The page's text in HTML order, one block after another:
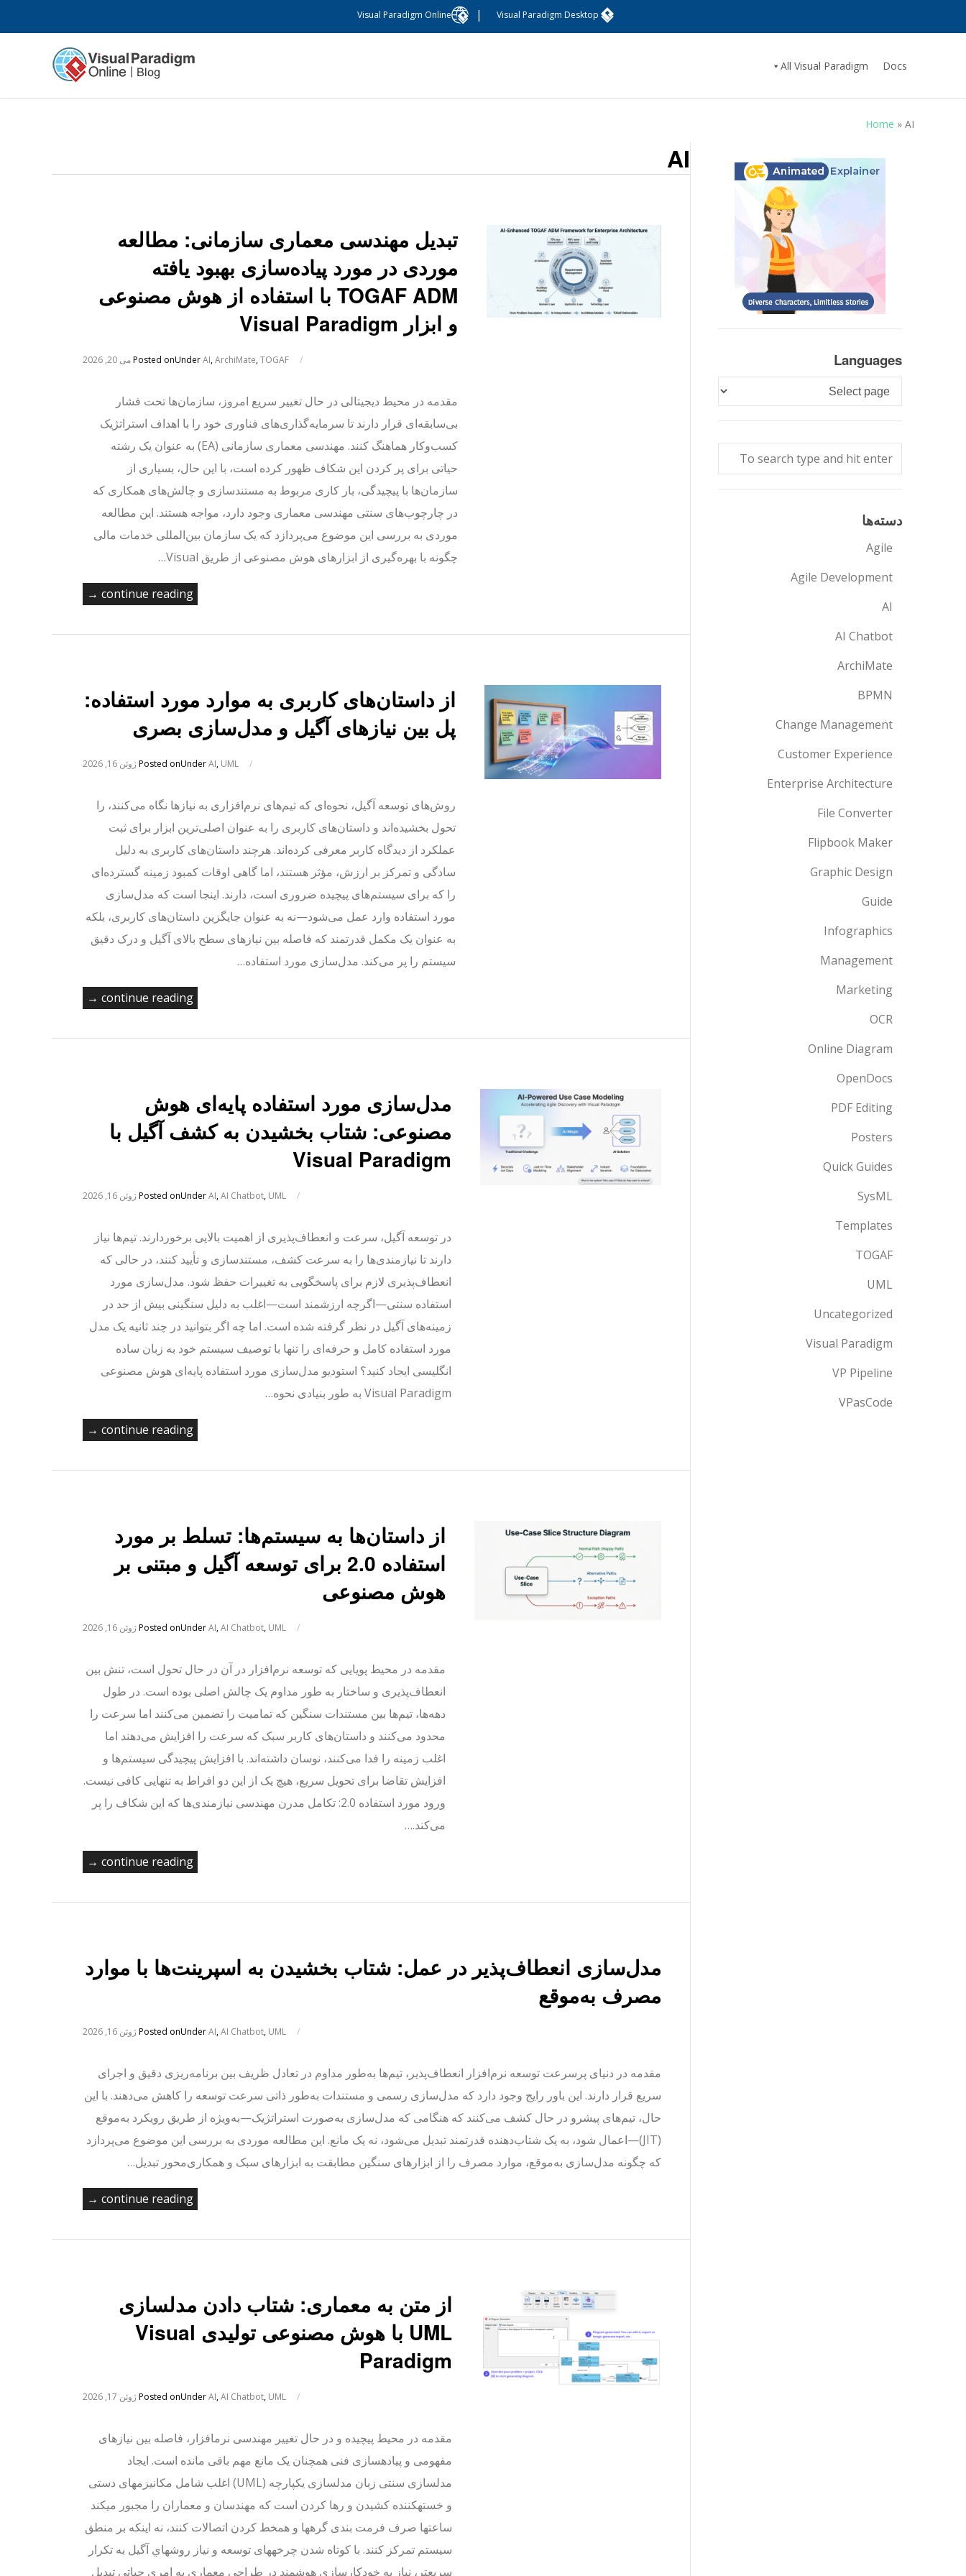
Visual Paradigm Desktop
|
Visual Paradigm Online
Docs
All Visual Paradigm
Home » AI
AI
تبدیل مهندسی معماری سازمانی: مطالعه
موردی در مورد پیاده‌سازی بهبود یافته
TOGAF ADM با استفاده از هوش مصنوعی
و ابزار Visual Paradigm
Posted onمی 20, 2026 /
UnderAI,ArchiMate,TOGAF
مقدمه در محیط دیجیتالی در حال تغییر سریع امروز، سازمان‌ها تحت فشار
بی‌سابقه‌ای قرار دارند تا سرمایه‌گذاری‌های فناوری خود را با اهداف استراتژیک
کسب‌وکار هماهنگ کنند. مهندسی معماری سازمانی (EA) به عنوان یک رشته
حیاتی برای پر کردن این شکاف ظهور کرده است، با این حال، بسیاری از
سازمان‌ها با پیچیدگی، بار کاری مربوط به مستندسازی و چالش‌های همکاری که
در چارچوب‌های سنتی مهندسی معماری وجود دارد، مواجه هستند. این مطالعه
موردی به بررسی این موضوع می‌پردازد که یک سازمان بین‌المللی خدمات مالی
چگونه با بهره‌گیری از ابزارهای هوش مصنوعی از طریق Visual…
continue reading →
از داستان‌های کاربری به موارد مورد استفاده:
پل بین نیازهای آگیل و مدل‌سازی بصری
Posted onژوئن 16, 2026 /
UnderAI, UML
روش‌های توسعه آگیل، نحوه‌ای که تیم‌های نرم‌افزاری به نیازها نگاه می‌کنند، را
تحول بخشیده‌اند و داستان‌های کاربری را به عنوان اصلی‌ترین ابزار برای ثبت
عملکرد از دیدگاه کاربر معرفی کرده‌اند. هرچند داستان‌های کاربری به دلیل
سادگی و تمرکز بر ارزش، مؤثر هستند، اما گاهی اوقات کمبود زمینه گسترده‌ای
را که برای سیستم‌های پیچیده ضروری است، دارند. اینجا است که مدل‌سازی
مورد استفاده وارد عمل می‌شود—نه به عنوان جایگزین داستان‌های کاربری، بلکه
به عنوان یک مکمل قدرتمند که فاصله بین نیازهای سطح بالای آگیل و درک دقیق
سیستم را پر می‌کند. مدل‌سازی مورد استفاده…
continue reading →
مدل‌سازی مورد استفاده پایه‌ای هوش
مصنوعی: شتاب بخشیدن به کشف آگیل با
Visual Paradigm
Posted onژوئن 16, 2026 /
UnderAI,AI Chatbot, UML
در توسعه آگیل، سرعت و انعطاف‌پذیری از اهمیت بالایی برخوردارند. تیم‌ها نیاز
دارند تا نیازمندی‌ها را به سرعت کشف، مستندسازی و تأیید کنند، در حالی که
انعطاف‌پذیری لازم برای پاسخگویی به تغییرات حفظ شود. مدل‌سازی مورد
استفاده سنتی—اگرچه ارزشمند است—اغلب به دلیل سنگینی بیش از حد در
زمینه‌های آگیل در نظر گرفته شده است. اما چه اگر بتوانید در چند ثانیه یک مدل
مورد استفاده کامل و حرفه‌ای را تنها با توصیف سیستم خود به زبان ساده
انگلیسی ایجاد کنید؟ استودیو مدل‌سازی مورد استفاده پایه‌ای هوش مصنوعی
Visual Paradigm به طور بنیادی نحوه…
continue reading →
از داستان‌ها به سیستم‌ها: تسلط بر مورد
استفاده 2.0 برای توسعه آگیل و مبتنی بر
هوش مصنوعی
Posted onژوئن 16, 2026 /
UnderAI,AI Chatbot, UML
مقدمه در محیط پویایی که توسعه نرم‌افزار در آن در حال تحول است، تنش بین
انعطاف‌پذیری و ساختار به طور مداوم یک چالش اصلی بوده است. در طول
دهه‌ها، تیم‌ها بین مستندات سنگین که تمامیت را تضمین می‌کنند اما سرعت را
محدود می‌کنند و داستان‌های کاربر سبک که سرعت را افزایش می‌دهند اما
اغلب زمینه را فدا می‌کنند، نوسان داشته‌اند. با افزایش پیچیدگی سیستم‌ها و
افزایش تقاضا برای تحویل سریع، هیچ یک از این دو افراط به تنهایی کافی نیست.
ورود مورد استفاده 2.0: تکامل مدرن مهندسی نیازمندی‌ها که این شکاف را پر
می‌کند.…
continue reading →
مدل‌سازی انعطاف‌پذیر در عمل: شتاب بخشیدن به اسپرینت‌ها با موارد
مصرف به‌موقع
Posted onژوئن 16, 2026 /
UnderAI,AI Chatbot, UML
مقدمه در دنیای پرسرعت توسعه نرم‌افزار انعطاف‌پذیر، تیم‌ها به‌طور مداوم در تعادل ظریف بین برنامه‌ریزی دقیق و اجرای
سریع قرار دارند. این باور رایج وجود دارد که مدل‌سازی رسمی و مستندات به‌طور ذاتی سرعت توسعه را کاهش می‌دهند. با این
حال، تیم‌های پیشرو در حال کشف می‌کنند که هنگامی که مدل‌سازی به‌صورت استراتژیک—به‌ویژه از طریق رویکرد به‌موقع
(JIT)—اعمال شود، به یک شتاب‌دهنده قدرتمند تبدیل می‌شود، نه یک مانع. این مطالعه موردی به بررسی این موضوع می‌پردازد
که چگونه مدل‌سازی به‌موقع، موارد مصرف را از ابزارهای سنگین مطابقت به ابزارهای سبک و همکاری‌محور تبدیل…
continue reading →
از متن به معماری: شتاب دادن مدلسازی
UML با هوش مصنوعی تولیدی Visual
Paradigm
Posted onژوئن 17, 2026 /
UnderAI,AI Chatbot, UML
مقدمه در محیط پیچیده و در حال تغییر مهندسی نرمافزار، فاصله بین نیازهای
مفهومی و پیادهسازی فنی همچنان یک مانع مهم باقی مانده است. ایجاد
مدلسازی سنتی زبان مدلسازی یکپارچه (UML) اغلب شامل مکانیزمهای دستی
و خستهکننده کشیدن و رها کردن است که مهندسان و معماران را مجبور میکند
ساعتها صرف فرمت بندی گرهها و همخط کردن اتصالات کنند، نه اینکه بر منطق
سیستم تمرکز کنند. با کوتاه شدن چرخههای توسعه و نیاز روشهاي آگیل به تکرار
سریعتر، نیاز به خودکارسازی هوشمند در طراحی معماری به امری حیاتی تبدیل
Languages
Languages
دسته‌ها
Agile
Agile Development
AI
AI Chatbot
ArchiMate
BPMN
Change Management
Customer Experience
Enterprise Architecture
File Converter
Flipbook Maker
Graphic Design
Guide
Infographics
Management
Marketing
OCR
Online Diagram
OpenDocs
PDF Editing
Posters
Quick Guides
SysML
Templates
TOGAF
UML
Uncategorized
Visual Paradigm
VP Pipeline
VPasCode